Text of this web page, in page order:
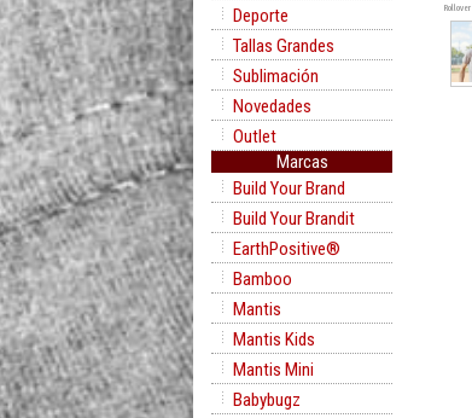
Deporte
Tallas Grandes
Sublimación
Novedades
Outlet
Marcas
Build Your Brand
Build Your Brandit
EarthPositive®
Bamboo
Mantis
Mantis Kids
Mantis Mini
Babybugz
Rollover